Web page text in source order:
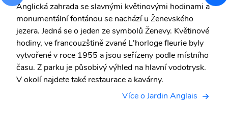
Anglická zahrada se slavnými květinovými hodinami a
monumentální fontánou se nachází u Ženevského
jezera. Jedná se o jeden ze symbolů Ženevy. Květinové
hodiny, ve francouzštině zvané L'horloge fleurie byly
vytvořené v roce 1955 a jsou seřízeny podle místního
času. Z parku je působivý výhled na hlavní vodotrysk.
V okolí najdete také restaurace a kavárny.
Více o Jardin Anglais